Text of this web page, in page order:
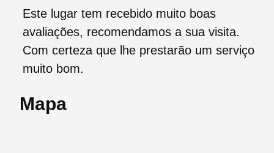
Este lugar tem recebido muito boas
avaliações, recomendamos a sua visita.
Com certeza que lhe prestarão um serviço
muito bom.
Mapa